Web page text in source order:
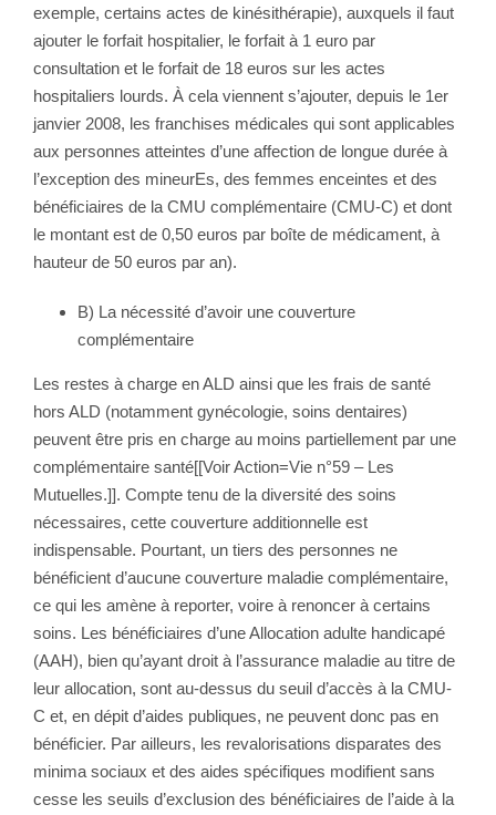
exemple, certains actes de kinésithérapie), auxquels il faut
ajouter le forfait hospitalier, le forfait à 1 euro par
consultation et le forfait de 18 euros sur les actes
hospitaliers lourds. À cela viennent s’ajouter, depuis le 1er
janvier 2008, les franchises médicales qui sont applicables
aux personnes atteintes d’une affection de longue durée à
l’exception des mineurEs, des femmes enceintes et des
bénéficiaires de la CMU complémentaire (CMU-C) et dont
le montant est de 0,50 euros par boîte de médicament, à
hauteur de 50 euros par an).
B) La nécessité d’avoir une couverture
complémentaire
Les restes à charge en ALD ainsi que les frais de santé
hors ALD (notamment gynécologie, soins dentaires)
peuvent être pris en charge au moins partiellement par une
complémentaire santé[[Voir Action=Vie n°59 – Les
Mutuelles.]]. Compte tenu de la diversité des soins
nécessaires, cette couverture additionnelle est
indispensable. Pourtant, un tiers des personnes ne
bénéficient d’aucune couverture maladie complémentaire,
ce qui les amène à reporter, voire à renoncer à certains
soins. Les bénéficiaires d’une Allocation adulte handicapé
(AAH), bien qu’ayant droit à l’assurance maladie au titre de
leur allocation, sont au-dessus du seuil d’accès à la CMU-
C et, en dépit d’aides publiques, ne peuvent donc pas en
bénéficier. Par ailleurs, les revalorisations disparates des
minima sociaux et des aides spécifiques modifient sans
cesse les seuils d’exclusion des bénéficiaires de l’aide à la